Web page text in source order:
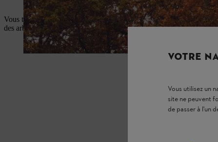
Vous trouverez ci-dessous deux exemples d’application : l’abattage
des arbres en raison de branches tombantes.
VOTRE
Vous utilisez un
site ne peuvent
de passer à l'un